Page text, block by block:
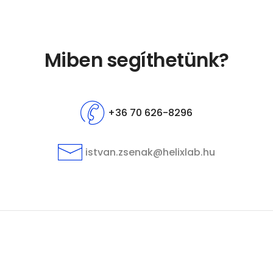
Miben segíthetünk?
+36 70 626-8296
istvan.zsenak@helixlab.hu